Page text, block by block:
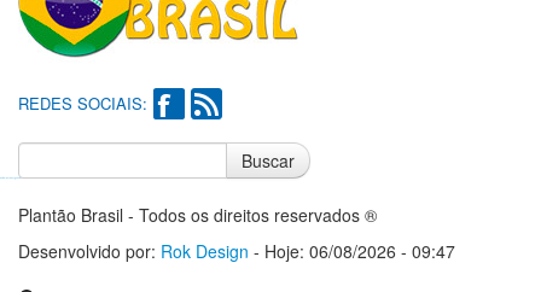
REDES SOCIAIS:
Buscar
Plantão Brasil - Todos os direitos reservados ®
Desenvolvido por: Rok Design - Hoje: 06/08/2026 - 09:47